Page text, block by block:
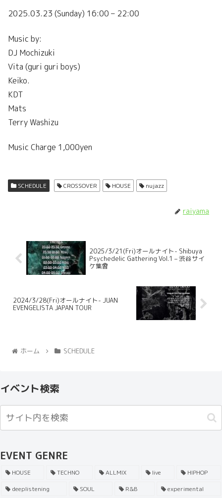
2025.03.23 (Sunday) 16:00 – 22:00
Music by:
DJ Mochizuki
Vita (guri guri boys)
Keiko.
KDT
Mats
Terry Washizu
Music Charge 1,000yen
SCHEDULE CROSSOVER HOUSE nujazz
raiyama
2025/3/21(Fri)オールナイト- Shibuya
Psychedelic Gathering Vol.1 – 渋谷サイ
ケ集會
2024/3/28(Fri)オールナイト- JUAN
EVENGELISTA JAPAN TOUR
ホーム SCHEDULE
イベント検索
EVENT GENRE
HOUSE TECHNO ALLMIX live
HIPHOP
deeplistening
SOUL R&B
experimental